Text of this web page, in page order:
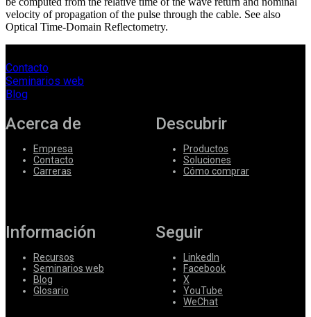
velocity of propagation of the pulse through the cable. See also
Optical Time-Domain Reflectometry.
Contacto
Seminarios web
Blog
Acerca de
Empresa
Contacto
Carreras
Descubrir
Productos
Soluciones
Cómo comprar
Información
Recursos
Seminarios web
Blog
Glosario
Seguir
LinkedIn
Facebook
X
YouTube
WeChat